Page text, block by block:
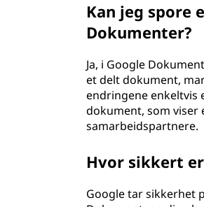
Kan jeg spore
Dokumenter?
Ja, i Google
et delt dokument,
endringene enkeltvis
dokument, som viser
samarbeidspartnere.
Hvor sikkert
Google tar sikkerhet